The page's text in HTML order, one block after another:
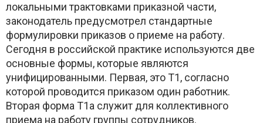
локальными трактовками приказной части,
законодатель предусмотрел стандартные
формулировки приказов о приеме на работу.
Сегодня в российской практике используются две
основные формы, которые являются
унифицированными. Первая, это Т1, согласно
которой проводится приказом один работник.
Вторая форма Т1а служит для коллективного
приема на работу группы сотрудников.